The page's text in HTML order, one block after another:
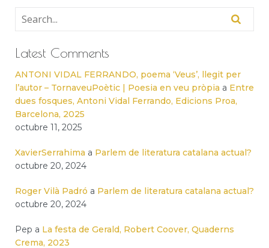
Latest Comments
ANTONI VIDAL FERRANDO, poema ‘Veus’, llegit per
l’autor – TornaveuPoètic | Poesia en veu pròpia a Entre
dues fosques, Antoni Vidal Ferrando, Edicions Proa,
Barcelona, 2025
octubre 11, 2025
XavierSerrahima a Parlem de literatura catalana actual?
octubre 20, 2024
Roger Vilà Padró a Parlem de literatura catalana actual?
octubre 20, 2024
Pep a La festa de Gerald, Robert Coover, Quaderns
Crema, 2023